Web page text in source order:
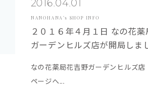
2016.04.01
NANOHANA’s SHOP INFO
２０１６年４月１日 なの花
ガーデンヒルズ店が開局しま
なの花薬局花吉野ガーデンヒルズ
ページへ...